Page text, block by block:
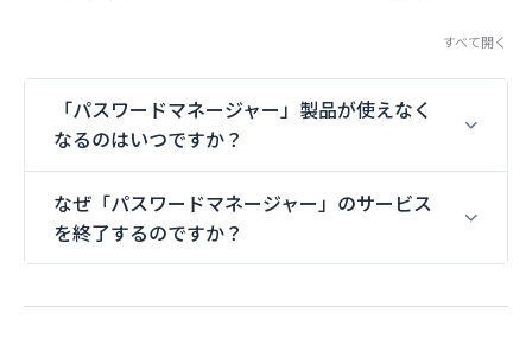
すべて開く
「パスワードマネージャー」製品が使えなく
なるのはいつですか？
なぜ「パスワードマネージャー」のサービス
を終了するのですか？